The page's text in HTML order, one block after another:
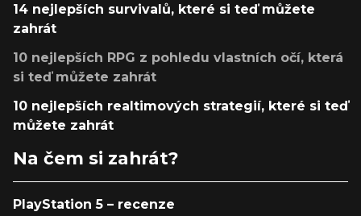
14 nejlepších survivalů, které si teď můžete
zahrát
10 nejlepších RPG z pohledu vlastních očí, která
si teď můžete zahrát
10 nejlepších realtimových strategií, které si teď
můžete zahrát
Na čem si zahrát?
PlayStation 5 – recenze